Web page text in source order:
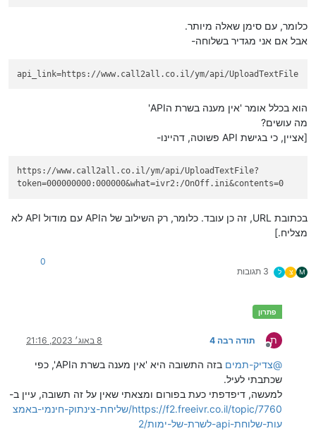
כלומר, עם סימן שאלה מיותר.
אבל אם אני מגדיר בשלוחה-
api_link=https://www.call2all.co.il/ym/api/UploadTextFile
הוא בכלל אומר 'אין מענה בשרת הAPI'
מה עושים?
[אציין, כי בגישת API פשוטה, דהיינו-
https://www.call2all.co.il/ym/api/UploadTextFile?
token=000000000:000000&what=ivr2:/OnOff.ini&contents=0
בכתובת URL, זה כן עובד. כלומר, רק השילוב של הAPI עם מודול API לא
מצליח.]
M צ ל 3 תגובות
0
ת
מנותק
תודה רבה 4 8 באוג׳ 2023, 21:16
@צדיק-תמים
בזה התשובה היא 'אין מענה בשרת הAPI', כפי
שכתבתי לעיל.
למעשה, דיפדפתי כעת בפורום ומצאתי שאין על זה תשובה, עיין ב-
https://f2.freeivr.co.il/topic/7760/שליחת-צינתוק-חינמי-באמצ
עות-שלוחת-api-לשרת-של-ימות/2